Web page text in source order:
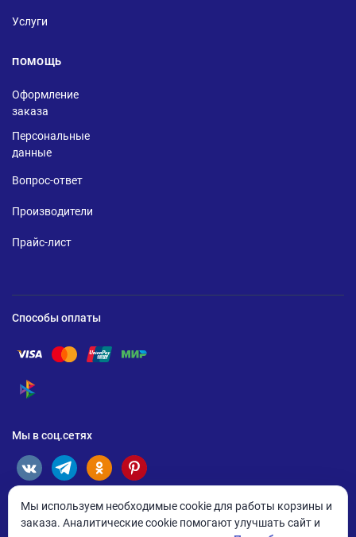
Услуги
ПОМОЩЬ
Оформление
заказа
Персональные
данные
Вопрос-ответ
Производители
Прайс-лист
Способы оплаты
Помощь по оплате Visa
Помощь по оплате Mastercard
Помощь по оплате UnionPay
Помощь по оплате Мир
Помощь по оплате СБП
Мы в соц.сетях
Мы используем необходимые cookie для работы корзины и
заказа. Аналитические cookie помогают улучшать сайт и